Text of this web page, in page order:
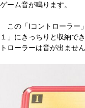
ゲーム音が鳴ります。
この「Iコントローラー
１」にきっちりと収納で
トローラーは音が出ません